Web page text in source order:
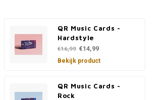
QR Music Cards -
Hardstyle
€16,99 €14,99
Bekijk product
QR Music Cards -
Rock